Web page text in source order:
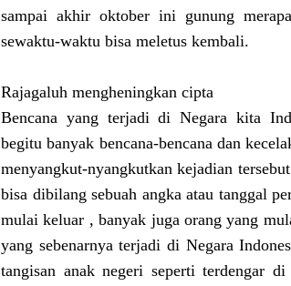
sampai akhir oktober ini gunung
sewaktu-waktu bisa meletus kembali.
Rajagaluh mengheningkan cipta
Bencana yang terjadi di Negara kita
begitu banyak bencana-bencana dan
menyangkut-nyangkutkan kejadian
bisa dibilang sebuah angka atau tanggal
mulai keluar , banyak juga orang yang
yang sebenarnya terjadi di Negara
tangisan anak negeri seperti terdengar